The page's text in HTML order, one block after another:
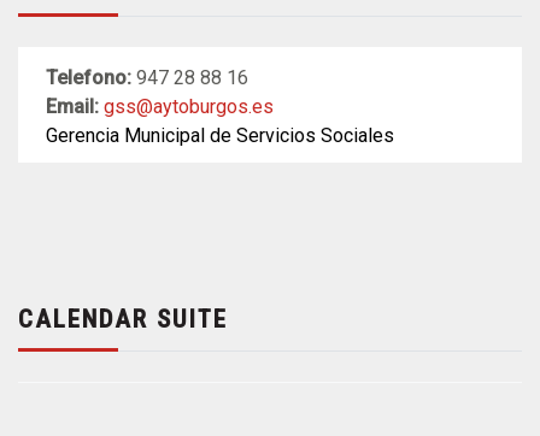
Telefono: 947 28 88 16
Email: gss@aytoburgos.es
Gerencia Municipal de Servicios Sociales
CALENDAR SUITE